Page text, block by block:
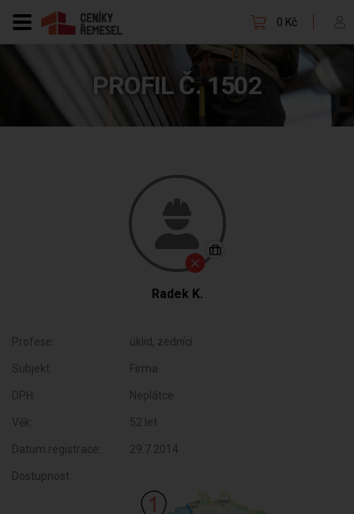
0 Kč
PROFIL Č. 1502
Radek K.
Profese: úklid, zedníci
Subjekt: Firma
DPH: Neplátce
Věk: 52 let
Datum registrace: 29.7.2014
Dostupnost: